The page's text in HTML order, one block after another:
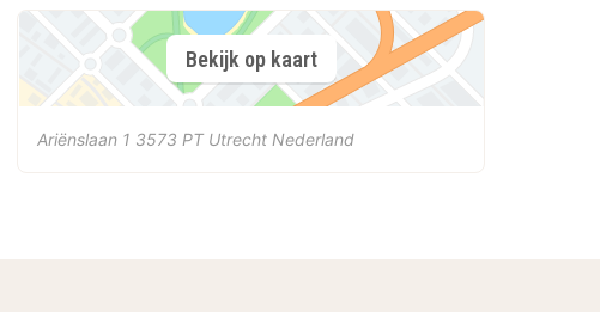
Bekijk op kaart
Ariënslaan 1 3573 PT Utrecht Nederland